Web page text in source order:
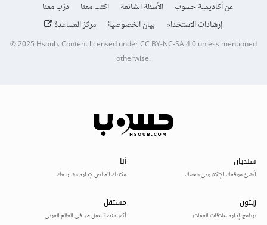
عن أكاديمية حسوب الأسئلة الشائعة اكتب معنا
درّب معنا
إرشادات الاستخدام
بيان الخصوصية مركز المساعدة
© 2025 Hsoub.Content licensed underCC BY-NC-SA 4.0unless mentioned
otherwise.